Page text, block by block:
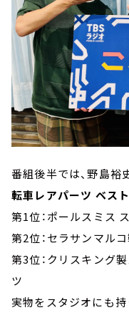
番組後半では、野島
転車レアパーツ ベスト
第1位：ポールスミス
第2位：セラサンマル
第3位：クリスキング
ツ
実物をスタジオにも持